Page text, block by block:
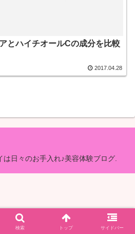
とハイチオールCの成分を比較
2017.04.28
日々のお手入れ♪美容体験ブログ.
検索 トップ サイドバー